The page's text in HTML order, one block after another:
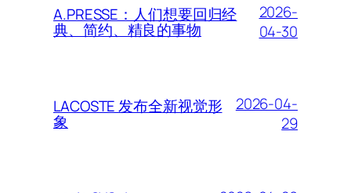
A.PRESSE：人们想要回归经
典、简约、精良的事物
2026-
04-30
LACOSTE 发布全新视觉形
象
2026-04-
29